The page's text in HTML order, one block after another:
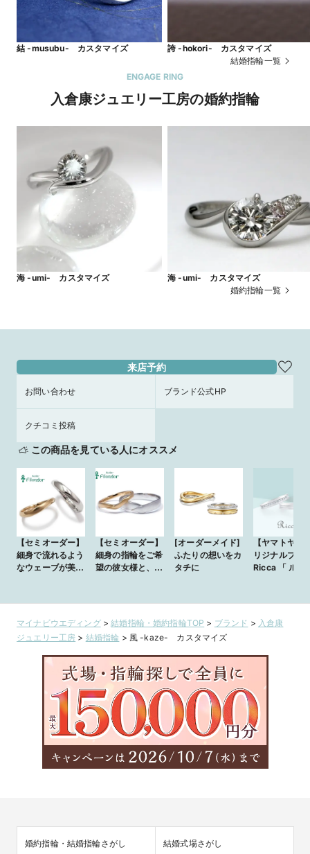
結 -musubu- カスタマイズ
誇 -hokori- カスタマイズ
結婚指輪一覧
ENGAGE RING
入倉康ジュエリー工房の婚約指輪
海 -umi- カスタマイズ
海 -umi- カスタマイズ
婚約指輪一覧
来店予約
お問い合わせ ブランド公式HP
クチコミ投稿
この商品を見ている人にオススメ
【セミオーダー】
細身で流れるよう
なウェーブが美し
【セミオーダー】
細身の指輪をご希
望の彼女様と、耐
えるマリッジリン
グ
[オーダーメイド]
ふたりの想いをカ
タチに
【ヤマトヤ】
リジナルブラ
Ricca 「 ルピ
マイナビウエディング>結婚指輪・婚約指輪TOP > ブランド > 入倉康
ジュエリー工房 > 結婚指輪 > 風 -kaze- カスタマイズ
婚約指輪・結婚指輪さがし 結婚式場さがし